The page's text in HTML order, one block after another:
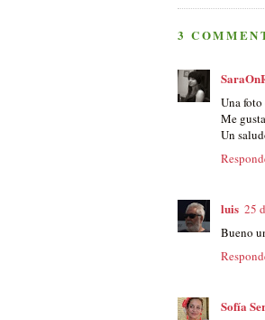
3
Una foto
Me
Un
luis 25
Bueno
Sofía